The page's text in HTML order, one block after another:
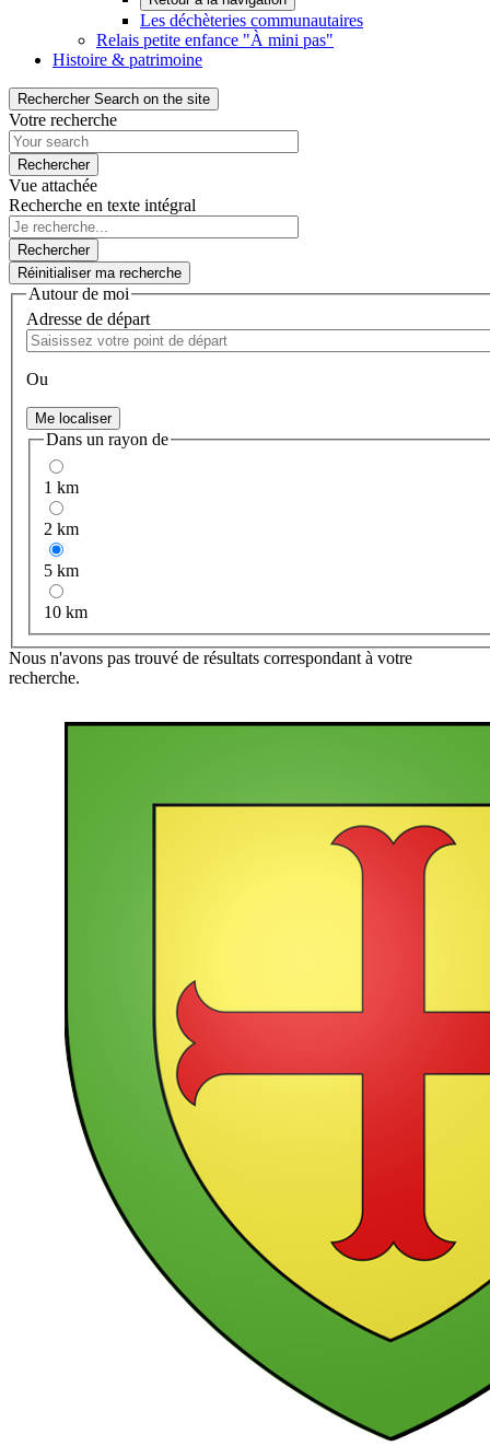
Les déchèteries communautaires
Relais petite enfance "À mini pas"
Histoire & patrimoine
Rechercher Search on the site
Votre recherche
Vue attachée
Recherche en texte intégral
Autour de moi
Adresse de départ
Ou
Me localiser
Dans un rayon de
1 km
2 km
5 km
10 km
Nous n'avons pas trouvé de résultats correspondant à votre
recherche.